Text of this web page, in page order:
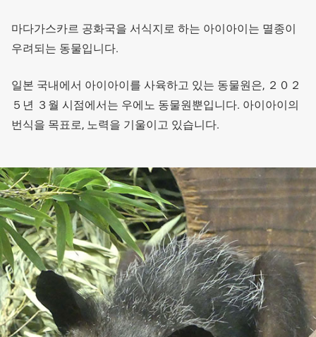
마다가스카르 공화국을 서식지로 하는 아이아이는 멸종이
우려되는 동물입니다.
일본 국내에서 아이아이를 사육하고 있는 동물원은, ２０２
５년 ３월 시점에서는 우에노 동물원뿐입니다. 아이아이의
번식을 목표로, 노력을 기울이고 있습니다.